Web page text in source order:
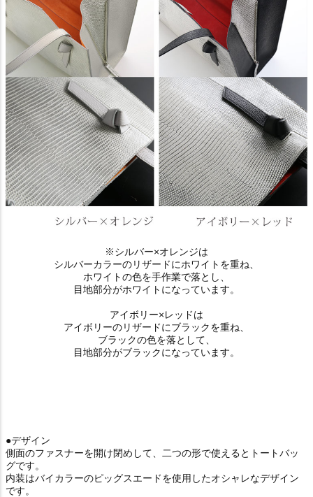
※シルバー×オレンジは
シルバーカラーのリザードにホワイトを重ね、
ホワイトの色を手作業で落とし、
目地部分がホワイトになっています。
アイボリー×レッドは
アイボリーのリザードにブラックを重ね、
ブラックの色を落として、
目地部分がブラックになっています。
●デザイン
側面のファスナーを開け閉めして、二つの形で使えるとトートバッ
グです。
内装はバイカラーのピッグスエードを使用したオシャレなデザイン
です。